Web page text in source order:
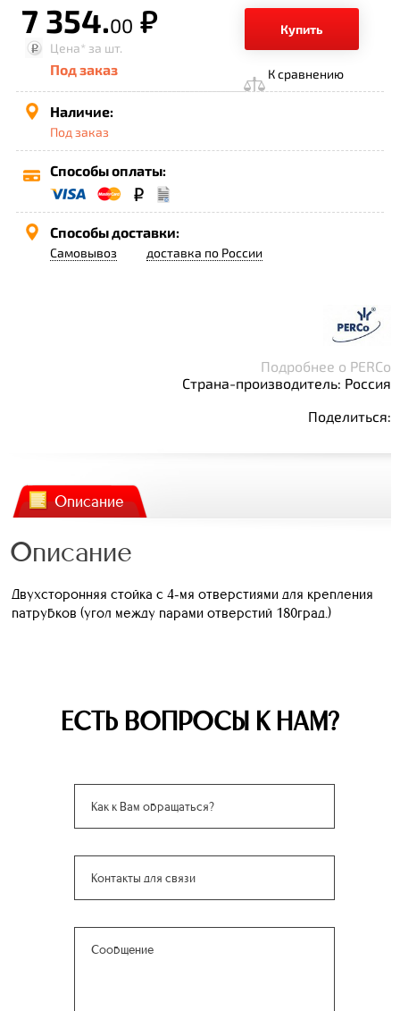
7 354.00 р.
Купить
Цена* за шт.
Под заказ К сравнению
Наличие:
Под заказ
Способы оплаты:
Способы доставки:
Самовывоз доставка по России
Подробнее о PERCo
Страна-производитель: Россия
Поделиться:
Описание
Описание
Двухсторонняя стойка с 4-мя отверстиями для крепления
патрубков (угол между парами отверстий 180град.)
ЕСТЬ ВОПРОСЫ К НАМ?